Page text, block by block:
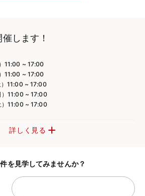
します！
11:00 ~ 17:00
11:00 ~ 17:00
11:00 ~ 17:00
11:00 ~ 17:00
11:00 ~ 17:00
詳しく見る
を見学してみませんか？